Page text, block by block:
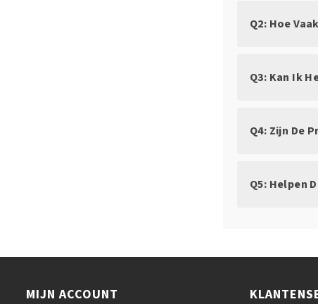
Q2: Hoe
Q3: Kan Ik
Q4: Zijn De
Q5: Helpen
MIJN ACCOUNT